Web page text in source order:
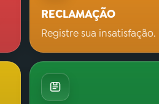
RECLAMAÇÃO
Registre sua insatisfação.